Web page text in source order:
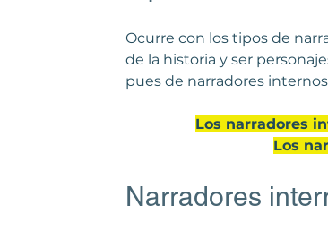
Ocurre con los tipos de
de la historia y ser
pues de narradores
Los narradores
Los
Narradores